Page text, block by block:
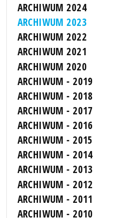
ARCHIWUM 2024
ARCHIWUM 2023
ARCHIWUM 2022
ARCHIWUM 2021
ARCHIWUM 2020
ARCHIWUM - 2019
ARCHIWUM - 2018
ARCHIWUM - 2017
ARCHIWUM - 2016
ARCHIWUM - 2015
ARCHIWUM - 2014
ARCHIWUM - 2013
ARCHIWUM - 2012
ARCHIWUM - 2011
ARCHIWUM - 2010